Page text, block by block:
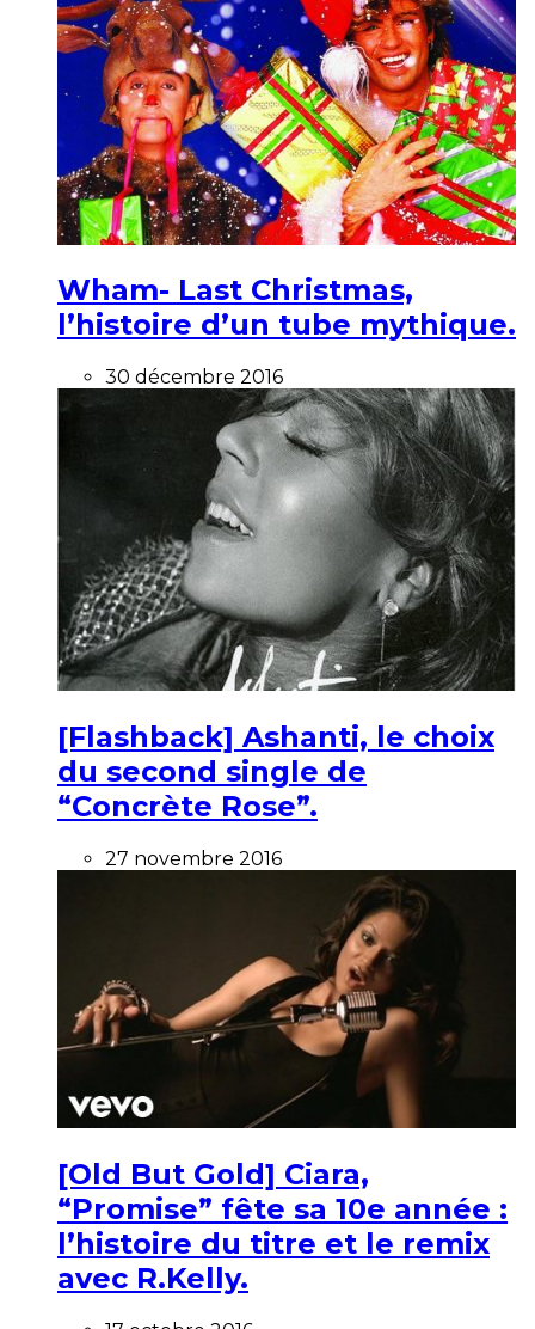
Wham- Last Christmas,
l’histoire d’un tube mythique.
30 décembre 2016
[Flashback] Ashanti, le choix
du second single de
“Concrète Rose”.
27 novembre 2016
[Old But Gold] Ciara,
“Promise” fête sa 10e année :
l’histoire du titre et le remix
avec R.Kelly.